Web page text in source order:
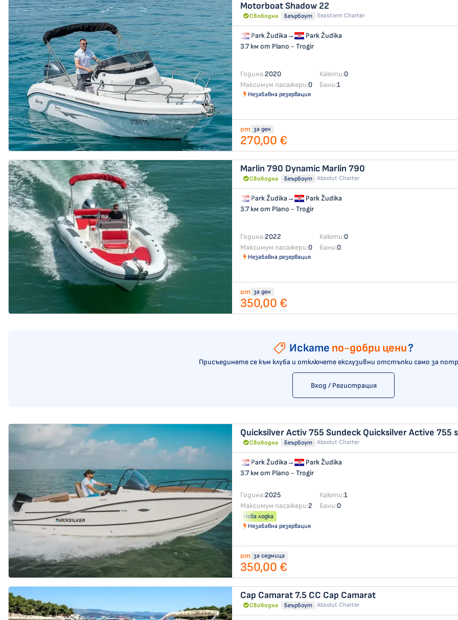
MotorboatShadow 22
Свободна Беърбоут Seastorm Charter
Park Žudika→
Park Žudika
3.7 км от Plano - Trogir
Година:2020 Каюти:0
Максимум пасажери:0 Бани:1
Незабавна резервация
от за ден
270,00 €
Marlin 790 Dynamic Marlin 790
Свободна Беърбоут Absolut Charter
Park Žudika→
Park Žudika
3.7 км от Plano - Trogir
Година:2022 Каюти:0
Максимум пасажери:0 Бани:0
Незабавна резервация
от за ден
350,00 €
Искате по-добри цени?
Присъединете се към клуба и отключете екслузивни отстъпки само за
Вход / Регистрация
Quicksilver Activ 755 Sundeck Quicksilver Active 755
Свободна Беърбоут Absolut Charter
Park Žudika→
Park Žudika
3.7 км от Plano - Trogir
Година:2025 Каюти:1
Максимум пасажери:2 Бани:0
Нова лодка
Незабавна резервация
от за седмица
350,00 €
Cap Camarat 7.5 CC Cap Camarat
Свободна Беърбоут Absolut Charter